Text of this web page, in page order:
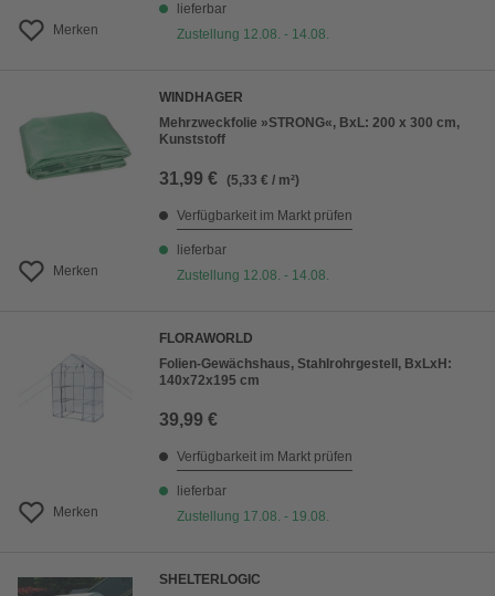
Merken
lieferbar
Zustellung 12.08. - 14.08.
Merken
WINDHAGER
Mehrzweckfolie »STRONG«, BxL: 200 x 300 cm,
Kunststoff
31,99 € (5,33 € / m²)
Verfügbarkeit im Markt prüfen
lieferbar
Zustellung 12.08. - 14.08.
Merken
FLORAWORLD
Folien-Gewächshaus, Stahlrohrgestell, BxLxH:
140x72x195 cm
39,99 €
Verfügbarkeit im Markt prüfen
lieferbar
Zustellung 17.08. - 19.08.
SHELTERLOGIC